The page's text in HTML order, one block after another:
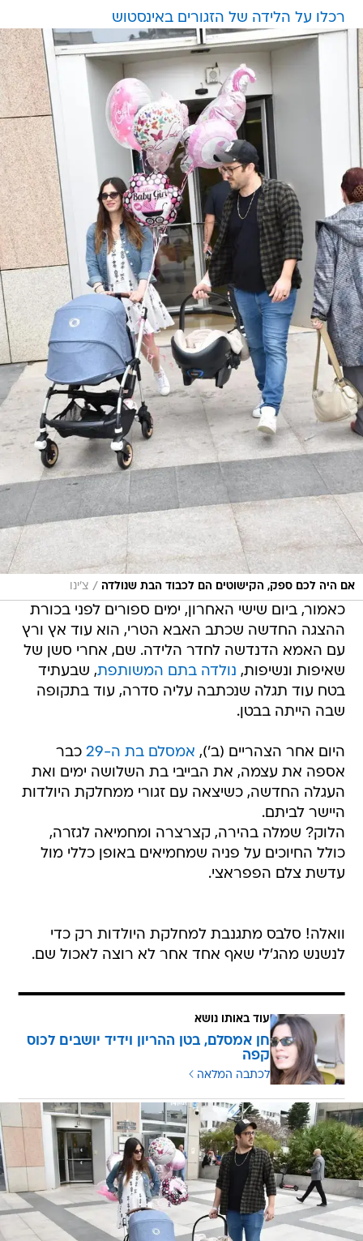
רכלו על הלידה של הזגורים באינסטוש
אם היה לכם ספק, הקישוטים הם לכבוד הבת שנולדה / צ'ינו
כאמור, ביום שישי האחרון, ימים ספורים לפני בכורת
ההצגה החדשה שכתב האבא הטרי, הוא עוד אץ ורץ
עם האמא הדנדשה לחדר הלידה. שם, אחרי סשן של
שאיפות ונשיפות, נולדה בתם המשותפת, שבעתיד
בטח עוד תגלה שנכתבה עליה סדרה, עוד בתקופה
שבה הייתה בבטן.
היום אחר הצהריים (ב'), אמסלם בת ה-29
כבר
אספה את עצמה, את הבייבי בת השלושה ימים ואת
העגלה החדשה, כשיצאה עם זגורי ממחלקת היולדות
היישר לביתם.
הלוק? שמלה בהירה, קצרצרה ומחמיאה לגזרה,
כולל החיוכים על פניה שמחמיאים באופן כללי מול
עדשת צלם הפפראצי.
וואלה! סלבס מתגנבת למחלקת היולדות רק כדי
לנשנש מהג'לי שאף אחד אחר לא רוצה לאכול שם.
עוד באותו נושא
חן אמסלם, בטן ההריון וידיד יושבים לכוס
קפה
לכתבה המלאה